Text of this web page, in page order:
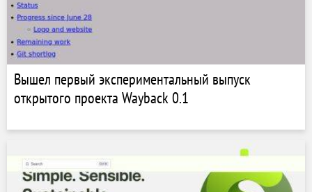
Вышел первый экспериментальный выпуск
открытого проекта Wayback 0.1